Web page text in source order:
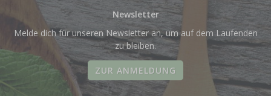
Newsletter
Melde dich für unseren Newsletter an, um auf dem Laufenden
zu bleiben.
ZUR ANMELDUNG